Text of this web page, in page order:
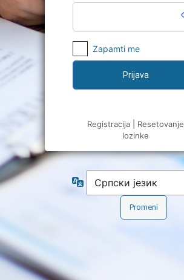
Zapamti me
Registracija
Resetovanje
lozinke
Jezik